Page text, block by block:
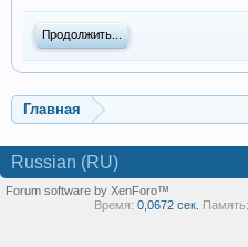
Продолжить...
Главная
Russian (RU)
Forum software by XenForo™
Время: 0,0672 сек. Память: